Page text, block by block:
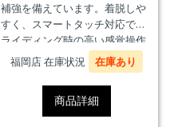
補強を備えています。着脱しや
すく、スマートタッチ対応で、
ライディング時の高い感覚操作
性と抜群の快適性を実現。
福岡店 在庫状況 在庫あり
商品詳細